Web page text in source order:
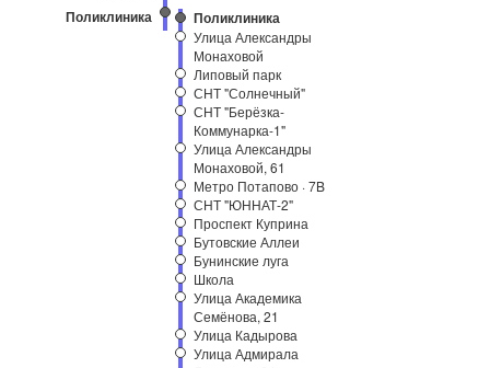
Поликлиника Поликлиника
Улица Александры
Монаховой
Липовый парк
СНТ "Солнечный"
СНТ "Берёзка-
Коммунарка-1"
Улица Александры
Монаховой, 61
Метро Потапово · 7B
СНТ "ЮННАТ-2"
Проспект Куприна
Бутовские Аллеи
Бунинские луга
Школа
Улица Академика
Семёнова, 21
Улица Кадырова
Улица Адмирала